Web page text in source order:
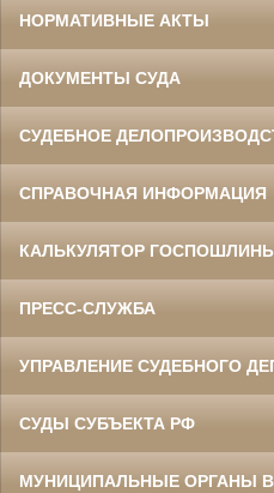
НОРМАТИВНЫЕ АКТЫ
ДОКУМЕНТЫ СУДА
СУДЕБНОЕ
СПРАВОЧНАЯ ИНФОРМАЦИЯ
КАЛЬКУЛЯТОР
ПРЕСС-СЛУЖБА
УПРАВЛЕНИЕ СУДЕБНОГО
СУДЫ СУБЪЕКТА РФ
МУНИЦИПАЛЬНЫЕ ОРГАНЫ